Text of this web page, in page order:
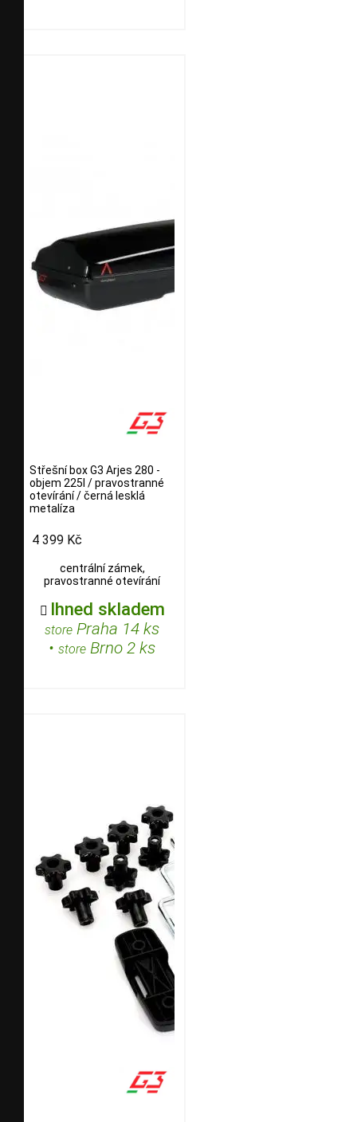
Střešní box G3 Arjes 280 -
objem 225l / pravostranné
otevírání / černá lesklá
metalíza
4 399 Kč
centrální zámek,
pravostranné otevírání
 Ihned skladem
store Praha 14 ks
• store Brno 2 ks